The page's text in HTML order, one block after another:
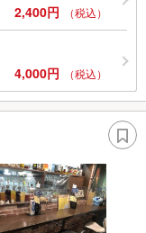
2,400円 （税込）
4,000円 （税込）